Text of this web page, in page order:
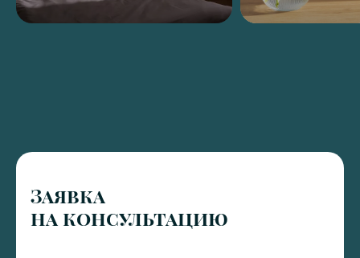
Заявка
на консультацию